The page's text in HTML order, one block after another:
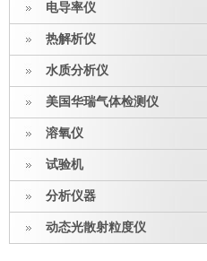
电导率仪
热解析仪
水质分析仪
美国华瑞气体检测仪
溶氧仪
试验机
分析仪器
动态光散射粒度仪